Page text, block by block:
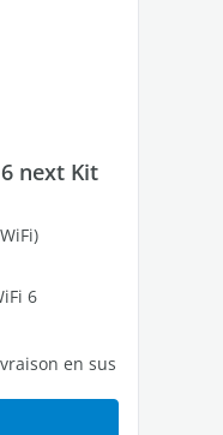
next Kit
6
en sus